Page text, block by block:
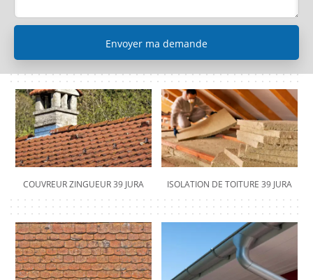
COUVREUR ZINGUEUR 39 JURA ISOLATION DE TOITURE 39 JURA